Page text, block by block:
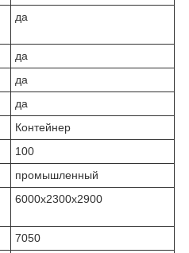
да
да
да
да
Контейнер
100
промышленный
6000х2300х2900
7050